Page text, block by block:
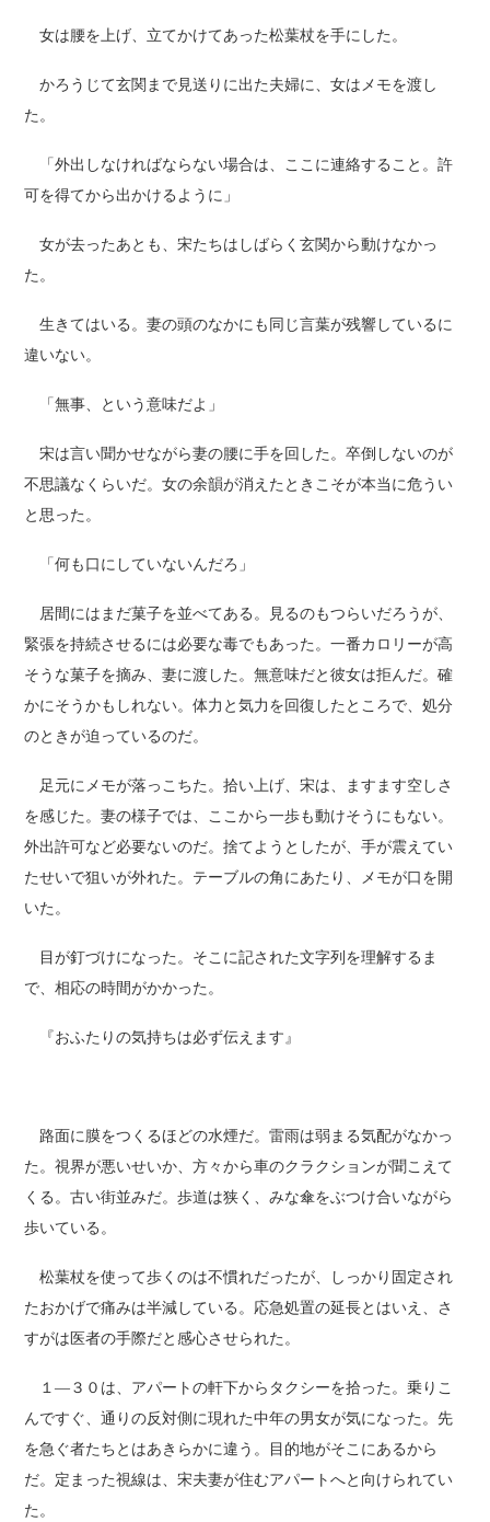
女は腰を上げ、立てかけてあった松葉杖を手にした。
かろうじて玄関まで見送りに出た夫婦に、女はメモを渡し
た。
「外出しなければならない場合は、ここに連絡すること。許
可を得てから出かけるように」
女が去ったあとも、宋たちはしばらく玄関から動けなかっ
た。
生きてはいる。妻の頭のなかにも同じ言葉が残響しているに
違いない。
「無事、という意味だよ」
宋は言い聞かせながら妻の腰に手を回した。卒倒しないのが
不思議なくらいだ。女の余韻が消えたときこそが本当に危うい
と思った。
「何も口にしていないんだろ」
居間にはまだ菓子を並べてある。見るのもつらいだろうが、
緊張を持続させるには必要な毒でもあった。一番カロリーが高
そうな菓子を摘み、妻に渡した。無意味だと彼女は拒んだ。確
かにそうかもしれない。体力と気力を回復したところで、処分
のときが迫っているのだ。
足元にメモが落っこちた。拾い上げ、宋は、ますます空しさ
を感じた。妻の様子では、ここから一歩も動けそうにもない。
外出許可など必要ないのだ。捨てようとしたが、手が震えてい
たせいで狙いが外れた。テーブルの角にあたり、メモが口を開
いた。
目が釘づけになった。そこに記された文字列を理解するま
で、相応の時間がかかった。
『おふたりの気持ちは必ず伝えます』
路面に膜をつくるほどの水煙だ。雷雨は弱まる気配がなかっ
た。視界が悪いせいか、方々から車のクラクションが聞こえて
くる。古い街並みだ。歩道は狭く、みな傘をぶつけ合いながら
歩いている。
松葉杖を使って歩くのは不慣れだったが、しっかり固定され
たおかげで痛みは半減している。応急処置の延長とはいえ、さ
すがは医者の手際だと感心させられた。
１―３０は、アパートの軒下からタクシーを拾った。乗りこ
んですぐ、通りの反対側に現れた中年の男女が気になった。先
を急ぐ者たちとはあきらかに違う。目的地がそこにあるから
だ。定まった視線は、宋夫妻が住むアパートへと向けられてい
た。